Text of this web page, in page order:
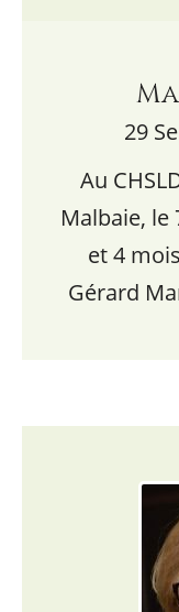
29
Au
Malbaie, le
et 4
Gérard